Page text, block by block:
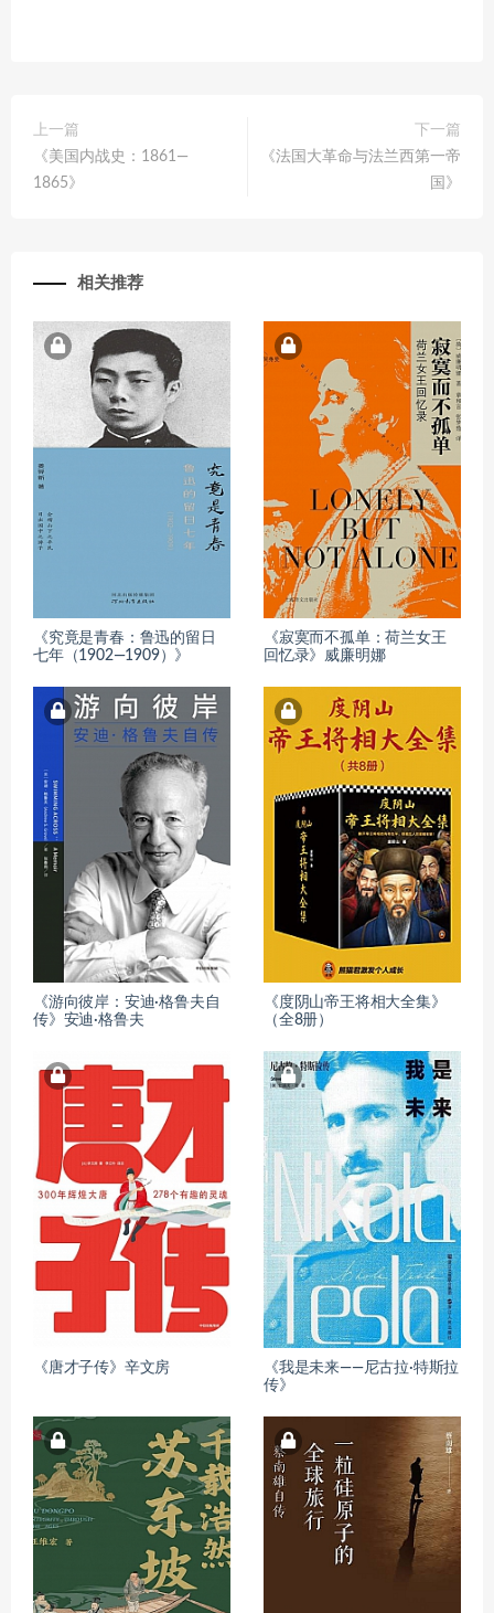
上一篇
《美国内战史：1861—
1865》
下一篇
《法国大革命与法兰西第一帝
国》
相关推荐
《究竟是青春：鲁迅的留日
七年（1902—1909）》
《寂寞而不孤单：荷兰女王
回忆录》威廉明娜
《游向彼岸：安迪·格鲁夫自
传》安迪·格鲁夫
《度阴山帝王将相大全集》
（全8册）
《唐才子传》辛文房
《我是未来——尼古拉·特斯拉
传》